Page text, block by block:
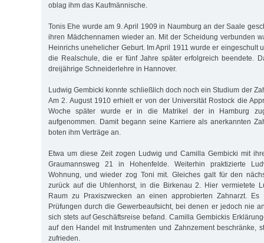
oblag ihm das Kaufmännische.
Tonis Ehe wurde am 9. April 1909 in Naumburg an der Saale
ihren Mädchennamen wieder an. Mit der Scheidung verbunden
Heinrichs unehelicher Geburt. Im April 1911 wurde er eingeschult
die Realschule, die er fünf Jahre später erfolgreich beendete.
dreijährige Schneiderlehre in Hannover.
Ludwig Gembicki konnte schließlich doch noch ein Studium der
Am 2. August 1910 erhielt er von der Universität Rostock die
Woche später wurde er in die Matrikel der in Hamburg
aufgenommen. Damit begann seine Karriere als anerkannten
boten ihm Verträge an.
Etwa um diese Zeit zogen Ludwig und Camilla Gembicki mit
Graumannsweg 21 in Hohenfelde. Weiterhin praktizierte
Wohnung, und wieder zog Toni mit. Gleiches galt für den
zurück auf die Uhlenhorst, in die Birkenau 2. Hier vermietete
Raum zu Praxiszwecken an einen approbierten Zahnarzt.
Prüfungen durch die Gewerbeaufsicht, bei denen er jedoch nie
sich stets auf Geschäftsreise befand. Camilla Gembickis
auf den Handel mit Instrumenten und Zahnzement beschränke,
zufrieden.